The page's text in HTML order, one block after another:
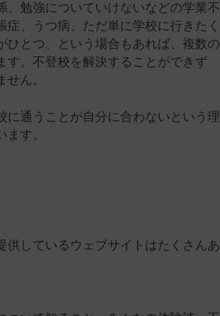
、勉強についていけないなどの学業不
、うつ病、ただ単に学校に行きたく
ひとつ、という場合もあれば、複数の
す。不登校を解決することができず
ん。
に通うことが自分に合わないという理
す。
しているウェブサイトはたくさんあ